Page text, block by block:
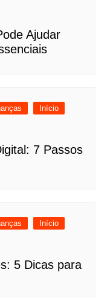
Ajudar
Início
7 Passos
Início
5 Dicas para